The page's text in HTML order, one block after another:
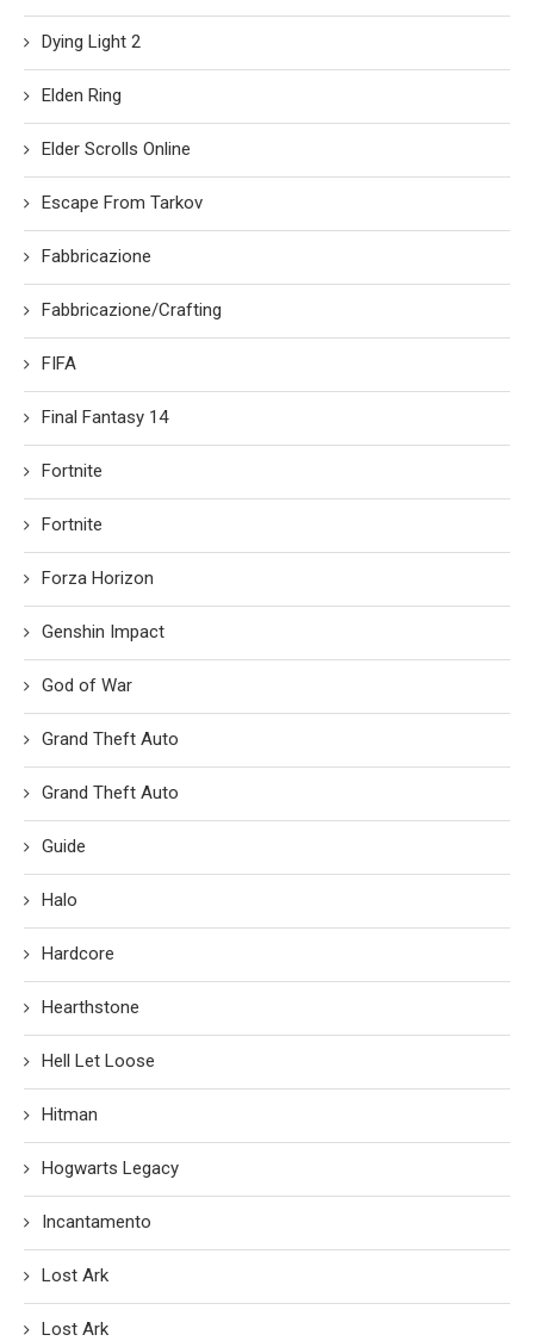
Dying Light 2
Elden Ring
Elder Scrolls Online
Escape From Tarkov
Fabbricazione
Fabbricazione/Crafting
FIFA
Final Fantasy 14
Fortnite
Fortnite
Forza Horizon
Genshin Impact
God of War
Grand Theft Auto
Grand Theft Auto
Guide
Halo
Hardcore
Hearthstone
Hell Let Loose
Hitman
Hogwarts Legacy
Incantamento
Lost Ark
Lost Ark